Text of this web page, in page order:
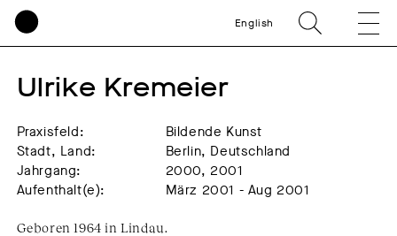
English
Ulrike Kremeier
Praxisfeld:
Bildende Kunst
Stadt, Land:
Berlin, Deutschland
Jahrgang:
2000, 2001
Aufenthalt(e):
März 2001 - Aug 2001
Geboren 1964 in Lindau.